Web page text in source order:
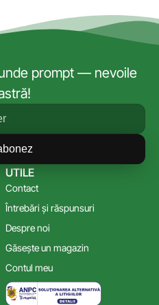
prompt — nevoile
UTILE
Contact
Întrebări și răspunsuri
Despre noi
Găsește un magazin
Contul meu